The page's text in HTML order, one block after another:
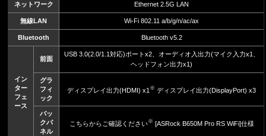
ネットワーク Ethernet 2.5G LAN
無線LAN Wi-Fi 802.11 a/b/g/n/ac/ax
Bluetooth Bluetooth v5.2
イン
ター
フェ
ース
前面
USB 3.0(2.0/1.1対応)ポートx2、オーディオ入出力(マイク入力x1、
ヘッドフォン出力x1)
グラ
フィ
ック
ディスプレイ出力(HDMI) x1 ※ ディスプレイ出力(DisplayPort) x3
バッ
クパ
ネル
こちらからご確認ください※ [ASRock B650M Pro RS WiFi]仕様